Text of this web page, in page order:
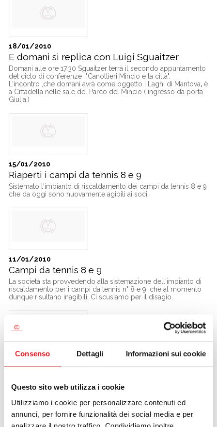
Consenso Dettagli Informazioni sui cookie
Questo sito web utilizza i cookie
Utilizziamo i cookie per personalizzare contenuti ed
annunci, per fornire funzionalità dei social media e per
18/01/2010
E domani si replica con Luigi Sguaitzer
Domani alle ore 17.30 Sguaitzer terrà il secondo appuntamento
del ciclo di conferenze "Canottieri Mincio e la città".
L'incontro ,che domani avrà come oggetto i Laghi di Mantova, è
a Cittadella nelle sale del Parco del Mincio ( ingresso da porta
Giulia.)
15/01/2010
Riaperti i campi da tennis 8 e 9
Sistemato l'impianto di riscaldamento dei campi da tennis 8 e 9
che da oggi sono nuovamente agibili ai soci.
11/01/2010
Campi da tennis 8 e 9
La società sta provvedendo alla sistemazione dell'impianto di
riscaldamento per i campi da tennis n° 8 e 9, che al momento
dunque risultano inagibili. Ci scusiamo per il disagio.
Consulta l'importo e le modalità di pagamento delle quote
sociali per l'anno 2010 cliccando sul link
www.canottieri.com/ita/informazioni.asp